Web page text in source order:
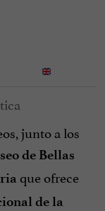
junto a los
de Bellas
que ofrece
de la